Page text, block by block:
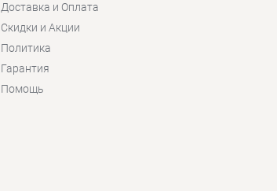
Доставка и Оплата
Скидки и Акции
Политика
Гарантия
Помощь